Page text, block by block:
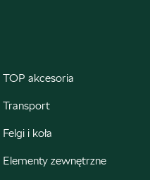
TOP akcesoria
Transport
Felgi i koła
Elementy zewnętrzne